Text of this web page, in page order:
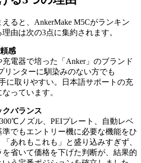
ると、AnkerMake M5Cがランキン
由は次の3点に集約されます。
感
電器で培った「Anker」のブランド
リンターに馴染みのない方でも
に取りやすい。日本語サポートの充
っています。
クバランス
ノズル、PEIプレート、自動レベ
でもエントリー機に必要な機能をひ
あれもこれも」と盛り込みすぎず、
省いて価格を下げた判断が、結果的